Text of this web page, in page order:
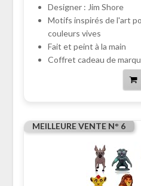
Designer : Jim Shore
Motifs inspirés de l'art
couleurs vives
Fait et peint à la main
Coffret cadeau de
MEILLEURE VENTE N° 6